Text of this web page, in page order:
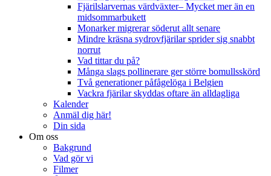
Fjärilslarvernas värdväxter– Mycket mer än en
midsommarbukett
Monarker migrerar söderut allt senare
Mindre kräsna sydrovfjärilar sprider sig snabbt
norrut
Vad tittar du på?
Många slags pollinerare ger större bomullsskörd
Två generationer påfågelöga i Belgien
Vackra fjärilar skyddas oftare än alldagliga
Kalender
Anmäl dig här!
Din sida
Om oss
Bakgrund
Vad gör vi
Filmer